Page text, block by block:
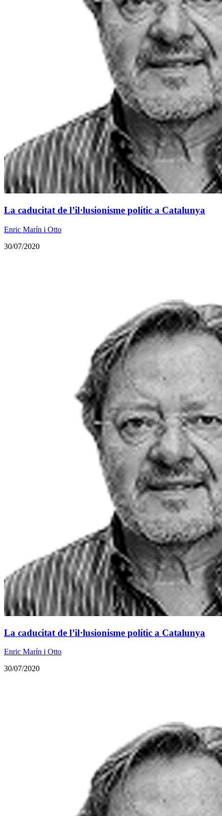
La caducitat de l’il·lusionisme polític a Catalunya
Enric Marín i Otto
30/07/2020
La caducitat de l’il·lusionisme polític a Catalunya
Enric Marín i Otto
30/07/2020